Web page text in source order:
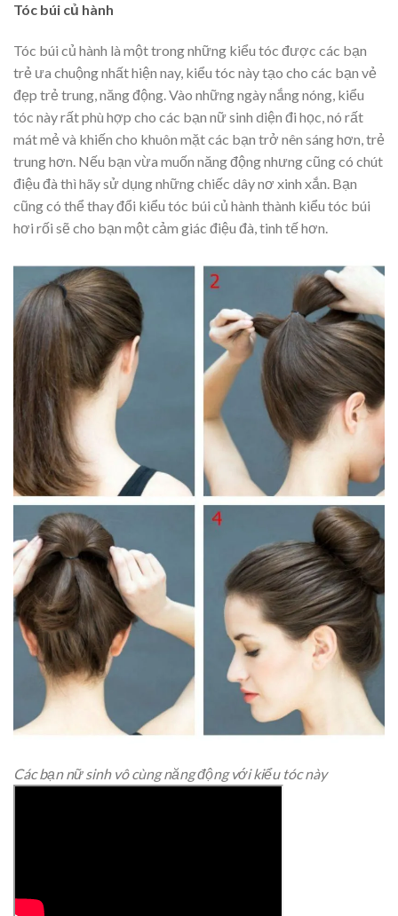
Tóc búi củ hành
Tóc búi củ hành là một trong những kiểu tóc được các bạn
trẻ ưa chuộng nhất hiện nay, kiểu tóc này tạo cho các bạn vẻ
đẹp trẻ trung, năng động. Vào những ngày nắng nóng, kiểu
tóc này rất phù hợp cho các bạn nữ sinh diện đi học, nó rất
mát mẻ và khiến cho khuôn mặt các bạn trở nên sáng hơn, trẻ
trung hơn. Nếu bạn vừa muốn năng động nhưng cũng có chút
điệu đà thì hãy sử dụng những chiếc dây nơ xinh xắn. Bạn
cũng có thể thay đổi kiểu tóc búi củ hành thành kiểu tóc búi
hơi rối sẽ cho bạn một cảm giác điệu đà, tinh tế hơn.
Các bạn nữ sinh vô cùng năng động với kiểu tóc này